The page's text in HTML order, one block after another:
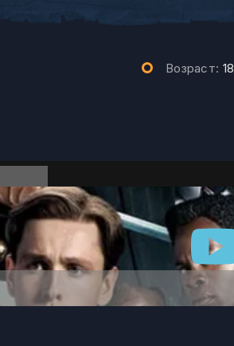
Возраст: 18